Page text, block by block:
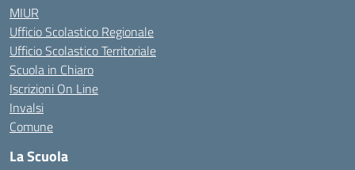
MIUR
Ufficio Scolastico Regionale
Ufficio Scolastico Territoriale
Scuola in Chiaro
Iscrizioni On Line
Invalsi
Comune
La Scuola